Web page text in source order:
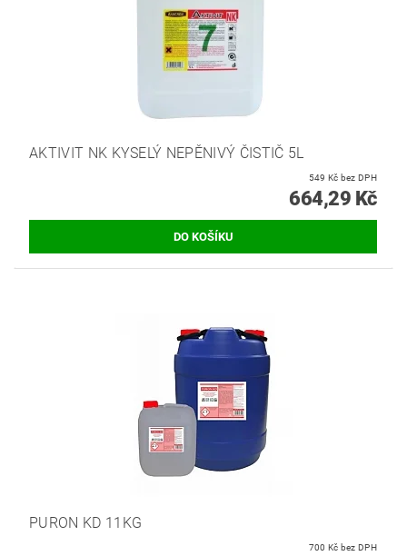
AKTIVIT NK KYSELÝ NEPĚNIVÝ ČISTIČ 5L
549 Kč bez DPH
664,29 Kč
PURON KD 11KG
700 Kč bez DPH